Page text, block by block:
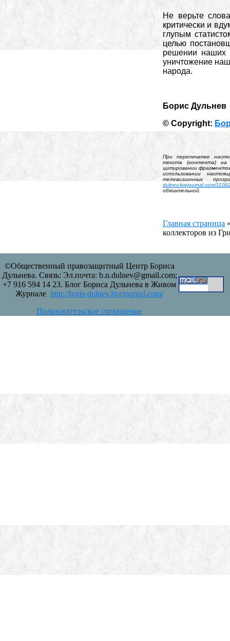
Не верьте
критически и
глупым
целью
решении наших
уничтожение
народа.
Борис Дульнев
© Copyright:
При перепечатке
текста (контента)
цитировании
использовании
телевизионных
dulnev.livejournal.com/
обязательной.
Главная страница
коллекторов из
©Общественный правозащитный Центр Бориса
Дульнева. Связь: Эл.почта: b.n.dulnev@gmail.com;
+7 916 594 14 23. Блог Бориса Дульнева в Живом
Журнале http://boris-dulnev.livejournal.com/
Пользовательское соглашение